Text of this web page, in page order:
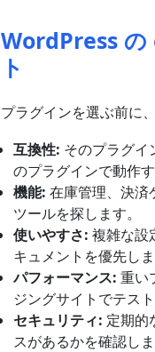
WordPress の
ト
プラグインを選ぶ前に
互換性: そのプラグ
のプラグインで動作
機能: 在庫管理、決済
ツールを探します。
使いやすさ: 複雑な設
キュメントを優先しま
パフォーマンス: 重い
ジングサイトでテスト
セキュリティ: 定期的
スがあるかを確認しま